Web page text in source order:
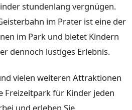
stundenlang vergnügen.
im Prater ist eine der
im Park und bietet Kindern
dennoch lustiges Erlebnis.
vielen weiteren Attraktionen
Freizeitpark für Kinder jeden
und erleben Sie